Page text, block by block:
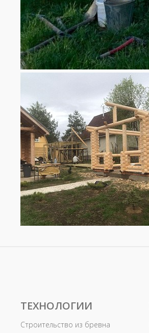
ТЕХНОЛОГИИ
Строительство из бревна